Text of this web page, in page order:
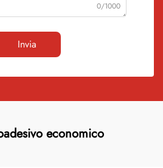
0/1000
Invia
economico